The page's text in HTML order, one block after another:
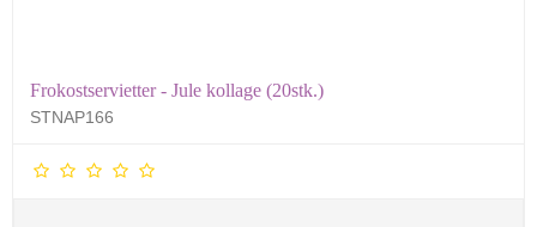
Frokostservietter - Jule kollage (20stk.)
STNAP166